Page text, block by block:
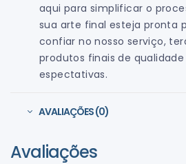
aqui para simplificar o
sua arte final esteja pronta
confiar no nosso serviço,
produtos finais de
espectativas.
AVALIAÇÕES (0)
Avaliações